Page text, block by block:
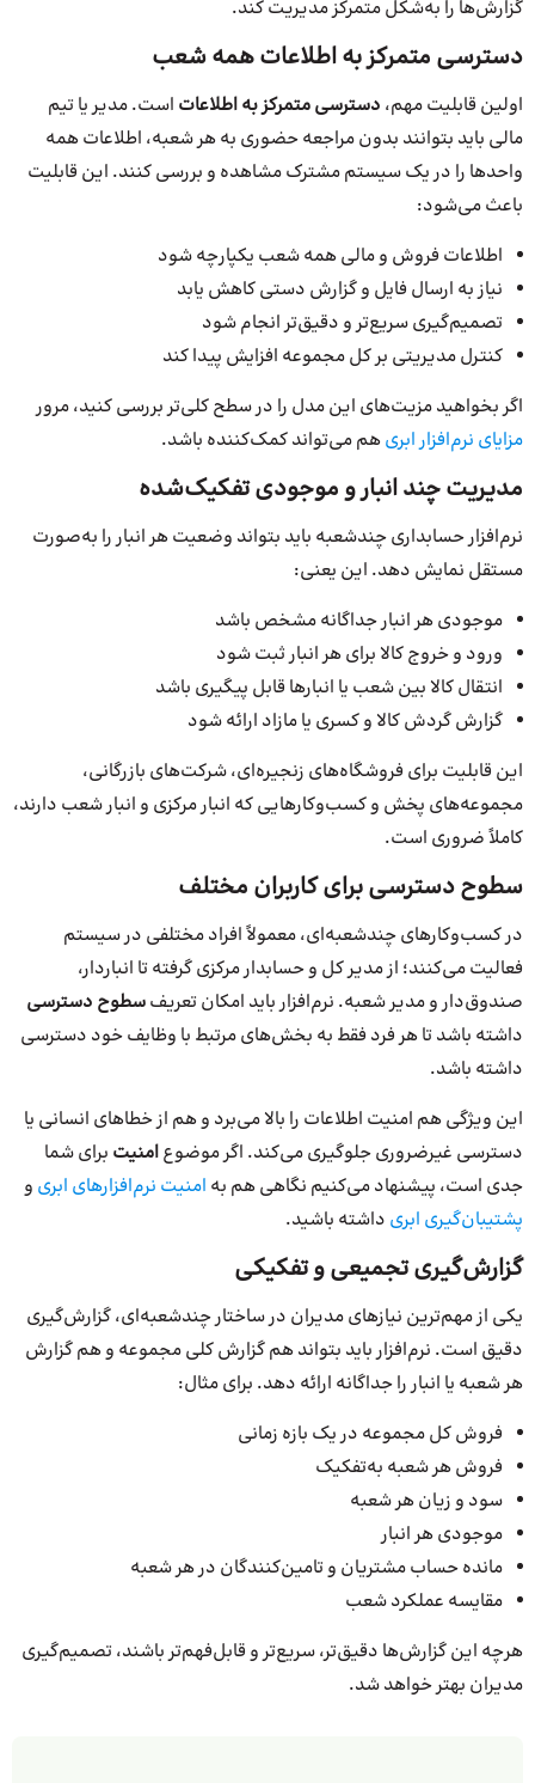
گزارش‌ها را به‌شکل متمرکز مدیریت کند.
دسترسی متمرکز به اطلاعات همه شعب
اولین قابلیت مهم، دسترسی متمرکز به اطلاعات است. مدیر یا تیم
مالی باید بتوانند بدون مراجعه حضوری به هر شعبه، اطلاعات همه
واحدها را در یک سیستم مشترک مشاهده و بررسی کنند. این قابلیت
باعث می‌شود:
اطلاعات فروش و مالی همه شعب یکپارچه شود
نیاز به ارسال فایل و گزارش دستی کاهش یابد
تصمیم‌گیری سریع‌تر و دقیق‌تر انجام شود
کنترل مدیریتی بر کل مجموعه افزایش پیدا کند
اگر بخواهید مزیت‌های این مدل را در سطح کلی‌تر بررسی کنید، مرور
مزایای نرم‌افزار ابریهم می‌تواند کمک‌کننده باشد.
مدیریت چند انبار و موجودی تفکیک‌شده
نرم‌افزار حسابداری چندشعبه باید بتواند وضعیت هر انبار را به‌صورت
مستقل نمایش دهد. این یعنی:
موجودی هر انبار جداگانه مشخص باشد
ورود و خروج کالا برای هر انبار ثبت شود
انتقال کالا بین شعب یا انبارها قابل پیگیری باشد
گزارش گردش کالا و کسری یا مازاد ارائه شود
این قابلیت برای فروشگاه‌های زنجیره‌ای، شرکت‌های بازرگانی،
مجموعه‌های پخش و کسب‌وکارهایی که انبار مرکزی و انبار شعب دارند،
کاملاً ضروری است.
سطوح دسترسی برای کاربران مختلف
در کسب‌وکارهای چندشعبه‌ای، معمولاً افراد مختلفی در سیستم
فعالیت می‌کنند؛ از مدیر کل و حسابدار مرکزی گرفته تا انباردار،
صندوق‌دار و مدیر شعبه. نرم‌افزار باید امکان تعریفسطوح دسترسی
داشته باشد تا هر فرد فقط به بخش‌های مرتبط با وظایف خود دسترسی
داشته باشد.
این ویژگی هم امنیت اطلاعات را بالا می‌برد و هم از خطاهای انسانی یا
دسترسی غیرضروری جلوگیری می‌کند. اگر موضوعامنیت برای شما
جدی است، پیشنهاد می‌کنیم نگاهی هم به امنیت نرم‌افزارهای ابری و
پشتیبان‌گیری ابری داشته باشید.
گزارش‌گیری تجمیعی و تفکیکی
یکی از مهم‌ترین نیازهای مدیران در ساختار چندشعبه‌ای، گزارش‌گیری
دقیق است. نرم‌افزار باید بتواند هم گزارش کلی مجموعه و هم گزارش
هر شعبه یا انبار را جداگانه ارائه دهد. برای مثال:
فروش کل مجموعه در یک بازه زمانی
فروش هر شعبه به‌تفکیک
سود و زیان هر شعبه
موجودی هر انبار
مانده حساب مشتریان و تامین‌کنندگان در هر شعبه
مقایسه عملکرد شعب
هرچه این گزارش‌ها دقیق‌تر، سریع‌تر و قابل‌فهم‌تر باشند، تصمیم‌گیری
مدیران بهتر خواهد شد.